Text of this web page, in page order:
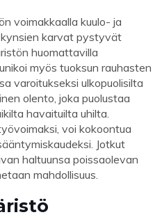
voimakkaalla kuulo- ja
kynsien karvat pystyvät
huomattavilla
myös tuoksun rauhasten
varoitukseksi ulkopuolisilta
olento, joka puolustaa
havaituilta uhilta.
voi kokoontua
Jotkut
haltuunsa poissaolevan
mahdollisuus.